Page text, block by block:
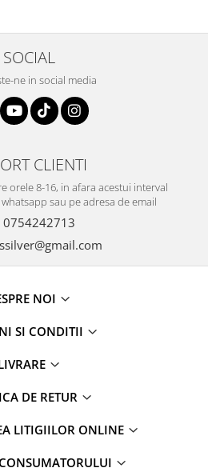
SOCIAL
ne in social media
CLIENTI
orele 8-16, in afara acestui interval
sau pe adresa de email
0754242713
NOI
SI CONDITII
DE RETUR
LITIGIILOR ONLINE